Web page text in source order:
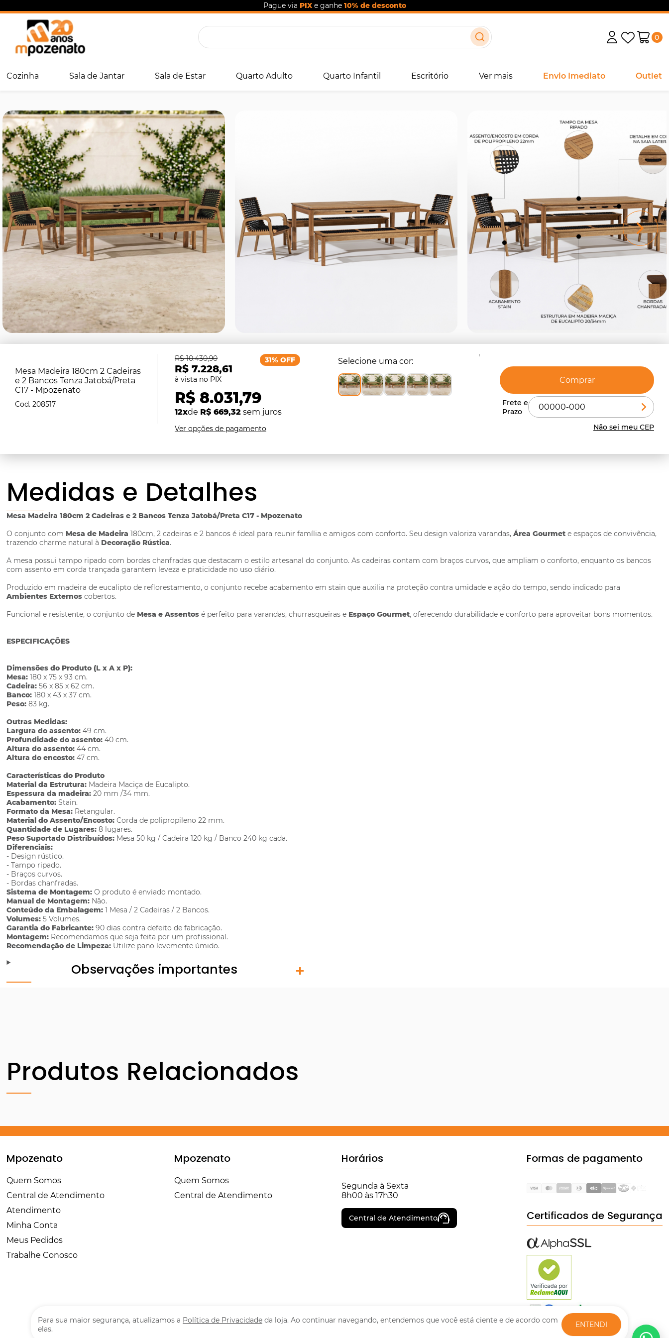
Para sua maior segurança, atualizamos a Política de Privacidade da loja. Ao continuar navegando, entendemos que você está ciente e de acordo com
elas.
ENTENDI
Pague via PIXe ganhe 10% de desconto
0
Cozinha Sala de Jantar Sala de Estar Quarto Adulto Quarto Infantil Escritório Ver mais Envio Imediato Outlet
Mesa Madeira 180cm 2 Cadeiras
e 2 Bancos Tenza Jatobá/Preta
C17 - Mpozenato
208517
R$ 7.228,61
R$ 10.430,90
R$ 8.031,79
12xde R$ 669,32 sem juros
31% OFF
Ver opções de pagamento
Selecione uma cor
Comprar
Não sei meu CEP
Medidas e Detalhes
Mesa Madeira 180cm 2 Cadeiras e 2 Bancos Tenza Jatobá/Preta C17 - Mpozenato
O conjunto com Mesa de Madeira 180cm, 2 cadeiras e 2 bancos é ideal para reunir família e amigos com conforto. Seu design valoriza varandas,Área Gourmet e espaços de convivência,
trazendo charme natural à Decoração Rústica.
A mesa possui tampo ripado com bordas chanfradas que destacam o estilo artesanal do conjunto. As cadeiras contam com braços curvos, que ampliam o conforto, enquanto os bancos
com assento em corda trançada garantem leveza e praticidade no uso diário.
Produzido em madeira de eucalipto de reflorestamento, o conjunto recebe acabamento em stain que auxilia na proteção contra umidade e ação do tempo, sendo indicado para
Ambientes Externos cobertos.
Funcional e resistente, o conjunto de Mesa e Assentos é perfeito para varandas, churrasqueiras e Espaço Gourmet, oferecendo durabilidade e conforto para aproveitar bons momentos.
ESPECIFICAÇÕES
Dimensões do Produto (L x A x P):
Mesa: 180 x 75 x 93 cm.
Cadeira: 56 x 85 x 62 cm.
Banco: 180 x 43 x 37 cm.
Peso: 83 kg.
Outras Medidas:
Largura do assento: 49 cm.
Profundidade do assento: 40 cm.
Altura do assento: 44 cm.
Altura do encosto: 47 cm.
Características do Produto
Material da Estrutura: Madeira Maciça de Eucalipto.
Espessura da madeira: 20 mm /34 mm.
Acabamento: Stain.
Formato da Mesa: Retangular.
Material do Assento/Encosto: Corda de polipropileno 22 mm.
Quantidade de Lugares: 8 lugares.
Peso Suportado Distribuídos: Mesa 50 kg / Cadeira 120 kg / Banco 240 kg cada.
Diferenciais:
- Design rústico.
- Tampo ripado.
- Braços curvos.
- Bordas chanfradas.
Sistema de Montagem: O produto é enviado montado.
Manual de Montagem: Não.
Conteúdo da Embalagem: 1 Mesa / 2 Cadeiras / 2 Bancos.
Volumes: 5 Volumes.
Garantia do Fabricante: 90 dias contra defeito de fabricação.
Montagem: Recomendamos que seja feita por um profissional.
Recomendação de Limpeza: Utilize pano levemente úmido.
Observações importantes
Produtos Relacionados
Mpozenato
Quem Somos
Central de Atendimento
Atendimento
Minha Conta
Meus Pedidos
Trabalhe Conosco
Mpozenato
Quem Somos
Central de Atendimento
Horários
Segunda à Sexta
8h00 às 17h30
Central de Atendimento
Formas de pagamento
Certificados de Segurança